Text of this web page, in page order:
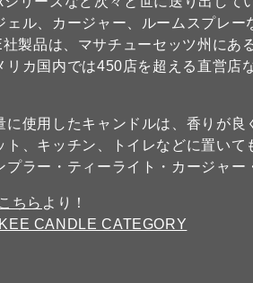
ェル、カージャー、ルームスプレ
製品は、マサチューセッツ州にあ
リカ国内では450店を超える直営店
使用したキャンドルは、香りが良
ト、キッチン、トイレなどに置いて
ラー・ティーライト・カージャー
こちら より！
CANDLE CATEGORY